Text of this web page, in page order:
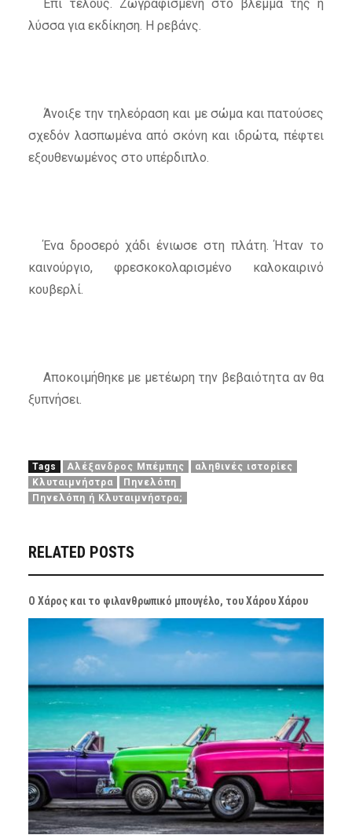
Επί τέλους. Ζωγραφισμένη στο βλέμμα της η
λύσσα για εκδίκηση. Η ρεβάνς.
Άνοιξε την τηλεόραση και με σώμα και πατούσες
σχεδόν λασπωμένα από σκόνη και ιδρώτα, πέφτει
εξουθενωμένος στο υπέρδιπλο.
Ένα δροσερό χάδι ένιωσε στη πλάτη. Ήταν το
καινούργιο, φρεσκοκολαρισμένο καλοκαιρινό
κουβερλί.
Αποκοιμήθηκε με μετέωρη την βεβαιότητα αν θα
ξυπνήσει.
Tags Αλέξανδρος Μπέμπης
αληθινές ιστορίες
Κλυταιμνήστρα
Πηνελόπη
Πηνελόπη ή Κλυταιμνήστρα;
RELATED POSTS
Ο Χάρος και το φιλανθρωπικό μπουγέλο, του Χάρου Χάρου